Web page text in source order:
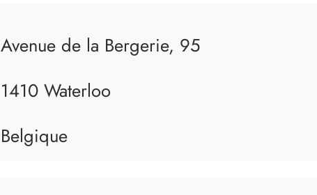
Avenue de la Bergerie, 95
1410 Waterloo
Belgique